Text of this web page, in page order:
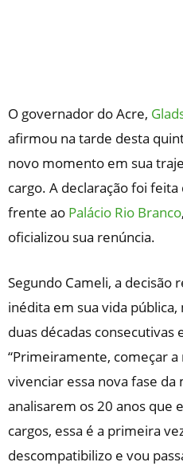
O governador do Acre,
afirmou na tarde desta
novo momento em sua
cargo. A declaração foi
frente ao Palácio Rio Branco
oficializou sua renúncia.
Segundo Cameli, a decisão
inédita em sua vida
duas décadas consecutivas
“Primeiramente, começar
vivenciar essa nova fase da
analisarem os 20 anos que
cargos, essa é a primeira
descompatibilizo e vou